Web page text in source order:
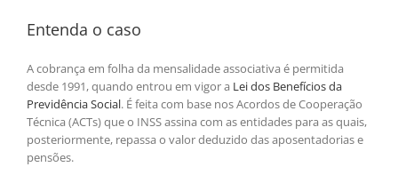
Entenda o caso
A cobrança em folha da mensalidade associativa é permitida
desde 1991, quando entrou em vigor a Lei dos Benefícios da
Previdência Social. É feita com base nos Acordos de Cooperação
Técnica (ACTs) que o INSS assina com as entidades para as quais,
posteriormente, repassa o valor deduzido das aposentadorias e
pensões.